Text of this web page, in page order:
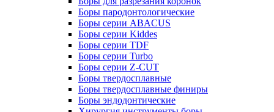
Боры пародонтологические
Боры серии ABACUS
Боры серии Kiddes
Боры серии TDF
Боры серии Turbo
Боры серии Z-CUT
Боры твердосплавные
Боры твердосплавные финиры
Боры эндодонтические